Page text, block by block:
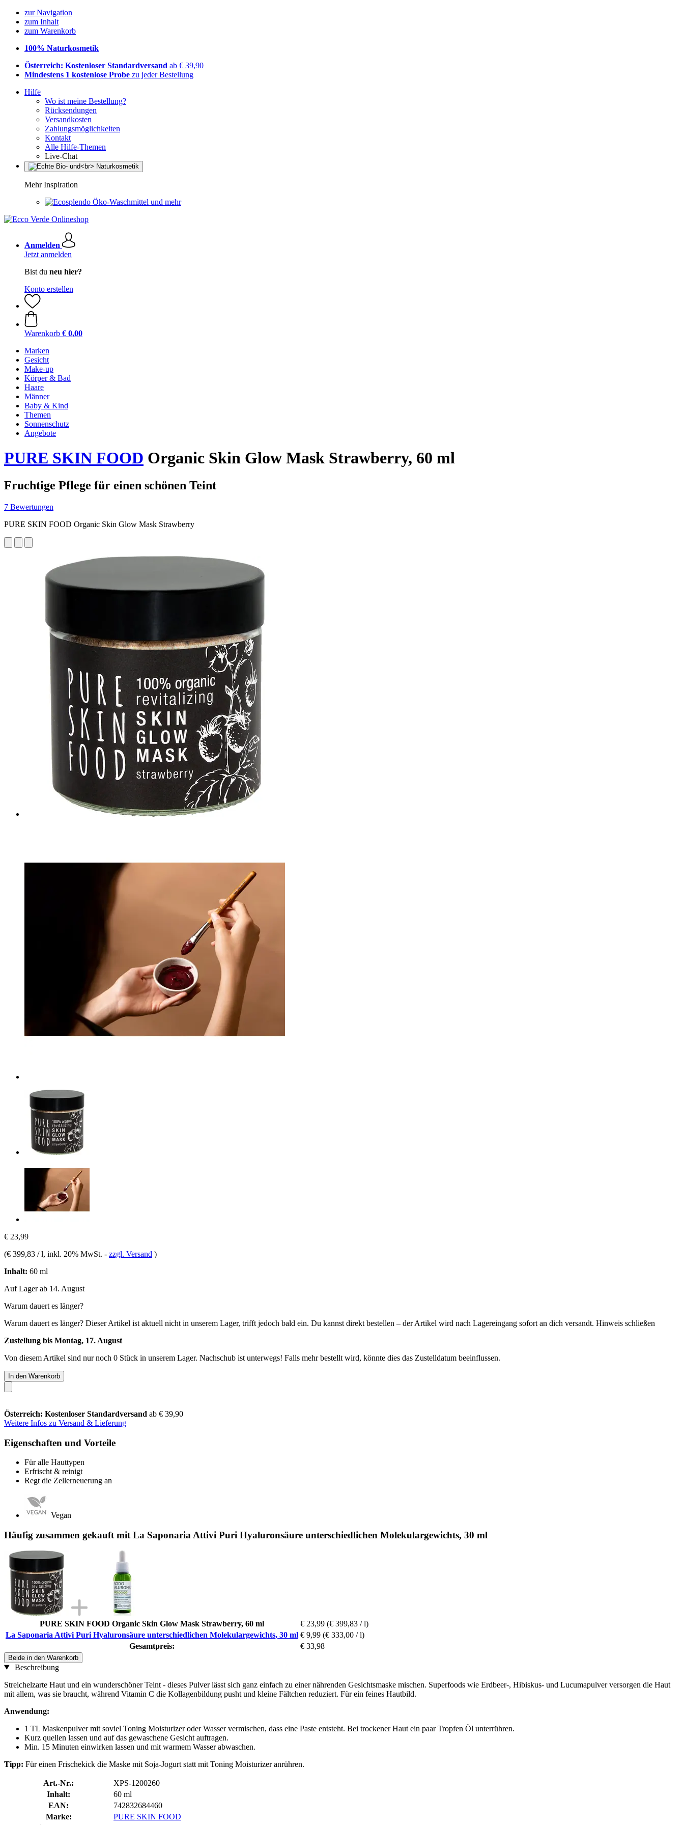
zur Navigation
zum Inhalt
zum Warenkorb
100% Naturkosmetik
Österreich: Kostenloser Standardversand ab € 39,90
Mindestens 1 kostenlose Probe zu jeder Bestellung
Hilfe
Wo ist meine Bestellung?
Rücksendungen
Versandkosten
Zahlungsmöglichkeiten
Kontakt
Alle Hilfe-Themen
Live-Chat
Mehr Inspiration
Öko-Waschmittel und mehr
Anmelden
Jetzt anmelden
Bist du neu hier?
Konto erstellen
Warenkorb € 0,00
Marken
Gesicht
Make-up
Körper & Bad
Haare
Männer
Baby & Kind
Themen
Sonnenschutz
Angebote
PURE SKIN FOOD Organic Skin Glow Mask Strawberry, 60 ml
Fruchtige Pflege für einen schönen Teint
7 Bewertungen
PURE SKIN FOOD Organic Skin Glow Mask Strawberry
€ 23,99
(€ 399,83 / l, inkl. 20% MwSt. - zzgl. Versand )
Inhalt: 60 ml
Auf Lager ab 14. August
Warum dauert es länger?
Warum dauert es länger? Dieser Artikel ist aktuell nicht in unserem Lager, trifft jedoch bald ein. Du kannst direkt bestellen – der Artikel wird nach Lagereingang sofort an dich versandt. Hinweis schließen
Zustellung bis Montag, 17. August
Von diesem Artikel sind nur noch 0 Stück in unserem Lager. Nachschub ist unterwegs! Falls mehr bestellt wird, könnte dies das Zustelldatum beeinflussen.
In den Warenkorb
Österreich: Kostenloser Standardversand ab € 39,90
Weitere Infos zu Versand & Lieferung
Eigenschaften und Vorteile
Für alle Hauttypen
Erfrischt & reinigt
Regt die Zellerneuerung an
Vegan
Häufig zusammen gekauft mit La Saponaria Attivi Puri Hyaluronsäure unterschiedlichen Molekulargewichts, 30 ml
PURE SKIN FOOD Organic Skin Glow Mask Strawberry, 60 ml € 23,99 (€ 399,83 / l)
La Saponaria Attivi Puri Hyaluronsäure unterschiedlichen Molekulargewichts, 30 ml € 9,99 (€ 333,00 / l)
Gesamtpreis:
€ 33,98
Beide in den Warenkorb
Beschreibung
Streichelzarte Haut und ein wunderschöner Teint - dieses Pulver lässt sich ganz einfach zu einer nährenden Gesichtsmaske mischen. Superfoods wie Erdbeer-, Hibiskus- und Lucumapulver versorgen die Haut
mit allem, was sie braucht, während Vitamin C die Kollagenbildung pusht und kleine Fältchen reduziert. Für ein feines Hautbild.
Anwendung:
1 TL Maskenpulver mit soviel Toning Moisturizer oder Wasser vermischen, dass eine Paste entsteht. Bei trockener Haut ein paar Tropfen Öl unterrühren.
Kurz quellen lassen und auf das gewaschene Gesicht auftragen.
Min. 15 Minuten einwirken lassen und mit warmem Wasser abwaschen.
Tipp: Für einen Frischekick die Maske mit Soja-Jogurt statt mit Toning Moisturizer anrühren.
Art.-Nr.:
XPS-1200260
Inhalt:
60 ml
EAN:
742832684460
Marke:
PURE SKIN FOOD